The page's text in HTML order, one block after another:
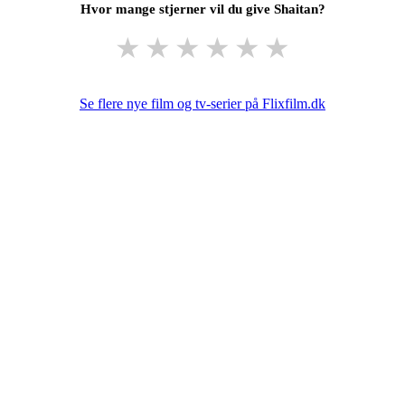
Hvor mange stjerner vil du give Shaitan?
★ ★ ★ ★ ★ ★
Se flere nye film og tv-serier på Flixfilm.dk